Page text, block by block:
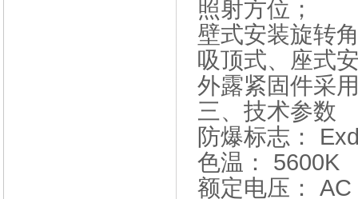
照射方位；
壁式安装旋转
吸顶式、座式
外露紧固件采
三、 技术参数
防爆标志：
色温： 5600K
额定电压：